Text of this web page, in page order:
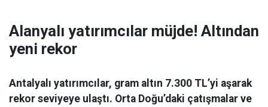
Alanyalı yatırımcılar müjde! Altından
yeni rekor
Antalyalı yatırımcılar, gram altın 7.300 TL’yi aşarak
rekor seviyeye ulaştı. Orta Doğu’daki çatışmalar ve